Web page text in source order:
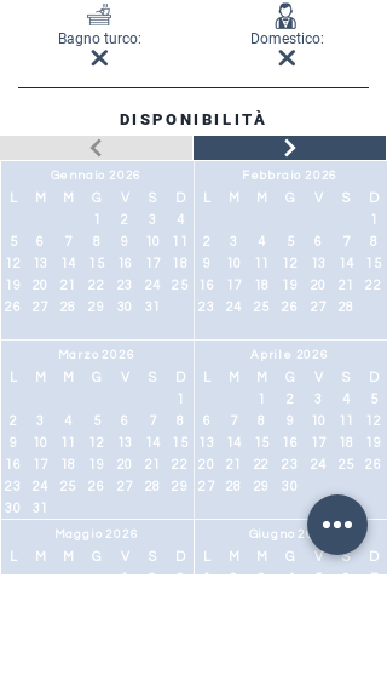
Bagno turco: Domestico:
DISPONIBILITÀ
Gennaio 2026
M M G V S
D
1
2 3
4
5
6 7 8 9 10
11
12
13 14 15 16 17
18
19
20 21 22 23 24
25
26
27 28 29 30 31
Marzo 2026
M M G V S
D
1
2
3 4 5 6 7
8
9
10 11 12 13 14
15
16
17 18 19 20 21
22
23
24 25 26 27 28
29
30
31
Maggio 2026
M M G V S
D
1
2
3
Febbraio 2026
M M G V S
D
1
2
3 4 5 6 7
8
9
10 11 12 13 14
15
16
17 18 19 20 21
22
23
24 25 26 27 28
Aprile 2026
M M G V S
D
1
2 3 4
5
6
7 8 9 10 11
12
13
14 15 16 17 18
19
20
21 22 23 24 25
26
27
28 29 30
Giugno 2026
M M G V S
D
1
2 3 4 5 6
7